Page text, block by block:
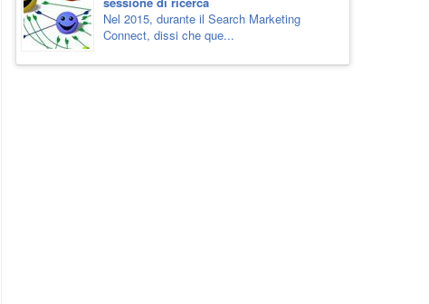
Nel 2015, durante il Search Marketing
Connect, dissi che que...